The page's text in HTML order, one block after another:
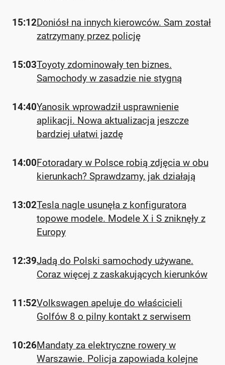
15:12Doniósł na innych kierowców. Sam został
zatrzymany przez policję
15:03Toyoty zdominowały ten biznes.
Samochody w zasadzie nie stygną
14:40Yanosik wprowadził usprawnienie
aplikacji. Nowa aktualizacja jeszcze
bardziej ułatwi jazdę
14:00Fotoradary w Polsce robią zdjęcia w obu
kierunkach? Sprawdzamy, jak działają
13:02Tesla nagle usunęła z konfiguratora
topowe modele. Modele X i S zniknęły z
Europy
12:39Jadą do Polski samochody używane.
Coraz więcej z zaskakujących kierunków
11:52Volkswagen apeluje do właścicieli
Golfów 8 o pilny kontakt z serwisem
10:26Mandaty za elektryczne rowery w
Warszawie. Policja zapowiada kolejne